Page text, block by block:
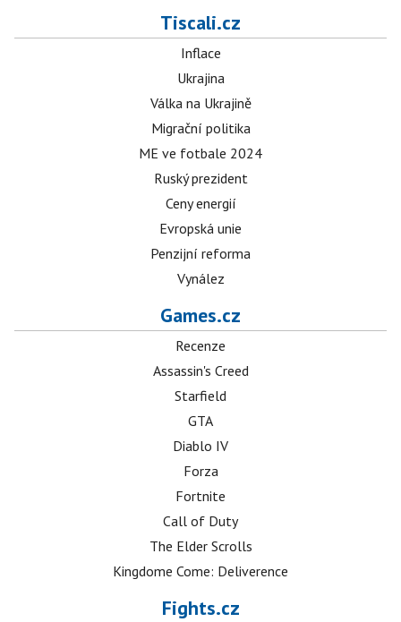
Tiscali.cz
Inflace
Ukrajina
Válka na Ukrajině
Migrační politika
ME ve fotbale 2024
Ruský prezident
Ceny energií
Evropská unie
Penzijní reforma
Vynález
Games.cz
Recenze
Assassin's Creed
Starfield
GTA
Diablo IV
Forza
Fortnite
Call of Duty
The Elder Scrolls
Kingdome Come: Deliverence
Fights.cz